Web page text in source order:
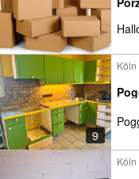
9
Köln
Köln